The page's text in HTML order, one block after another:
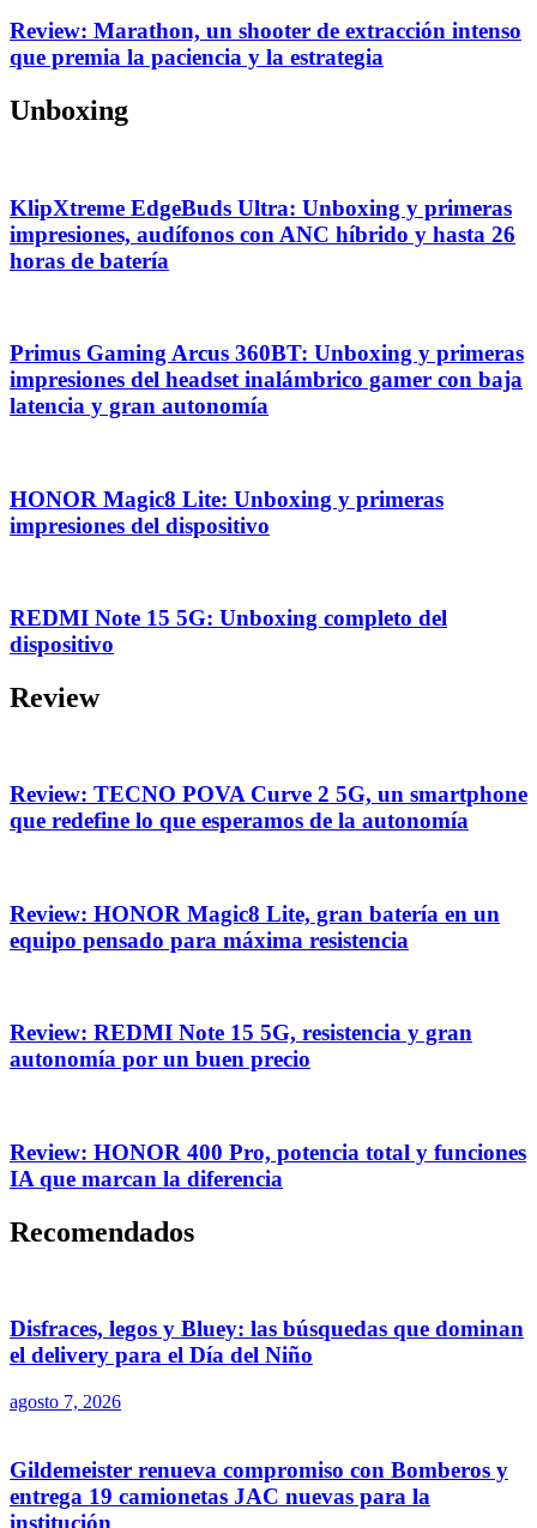
Review: Marathon, un shooter de extracción intenso
que premia la paciencia y la estrategia
Unboxing
KlipXtreme EdgeBuds Ultra: Unboxing y primeras
impresiones, audífonos con ANC híbrido y hasta 26
horas de batería
Primus Gaming Arcus 360BT: Unboxing y primeras
impresiones del headset inalámbrico gamer con baja
latencia y gran autonomía
HONOR Magic8 Lite: Unboxing y primeras
impresiones del dispositivo
REDMI Note 15 5G: Unboxing completo del
dispositivo
Review
Review: TECNO POVA Curve 2 5G, un smartphone
que redefine lo que esperamos de la autonomía
Review: HONOR Magic8 Lite, gran batería en un
equipo pensado para máxima resistencia
Review: REDMI Note 15 5G, resistencia y gran
autonomía por un buen precio
Review: HONOR 400 Pro, potencia total y funciones
IA que marcan la diferencia
Recomendados
Disfraces, legos y Bluey: las búsquedas que dominan
el delivery para el Día del Niño
agosto 7, 2026
Gildemeister renueva compromiso con Bomberos y
entrega 19 camionetas JAC nuevas para la
institución